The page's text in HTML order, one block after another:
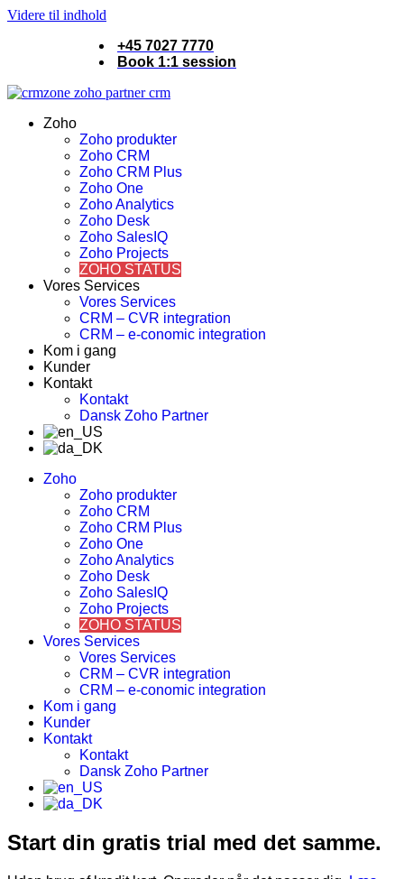
Videre til indhold
+45 7027 7770
Book 1:1 session
Zoho
Zoho produkter
Zoho CRM
Zoho CRM Plus
Zoho One
Zoho Analytics
Zoho Desk
Zoho SalesIQ
Zoho Projects
ZOHO STATUS
Vores Services
Vores Services
CRM – CVR integration
CRM – e-conomic integration
Kom i gang
Kunder
Kontakt
Kontakt
Dansk Zoho Partner
Zoho
Zoho produkter
Zoho CRM
Zoho CRM Plus
Zoho One
Zoho Analytics
Zoho Desk
Zoho SalesIQ
Zoho Projects
ZOHO STATUS
Vores Services
Vores Services
CRM – CVR integration
CRM – e-conomic integration
Kom i gang
Kunder
Kontakt
Kontakt
Dansk Zoho Partner
Start din gratis trial med det samme.